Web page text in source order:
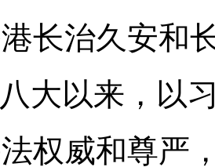
长治久安和
大以来，以
权威和尊严